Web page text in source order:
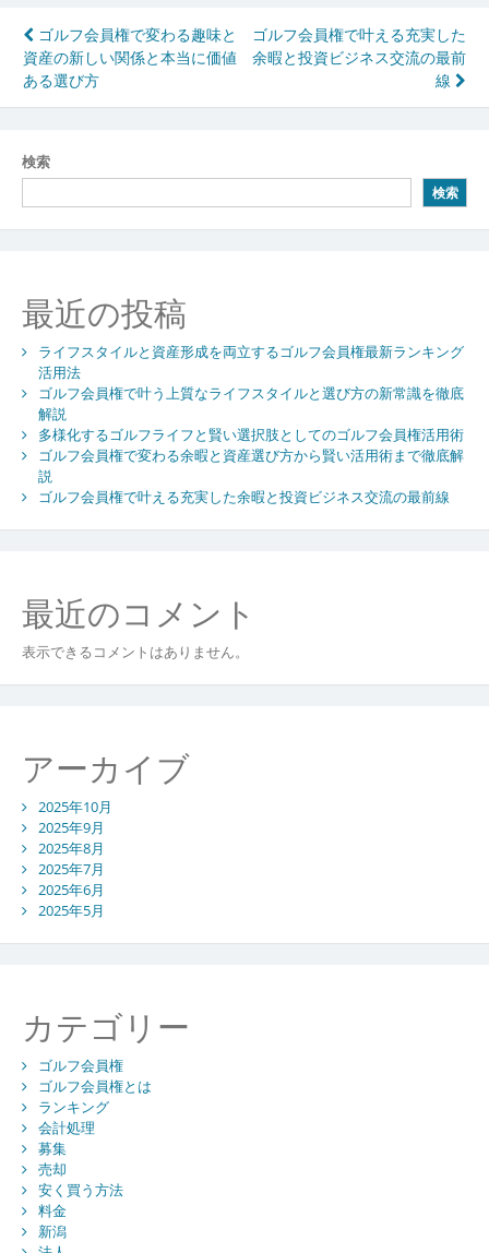
投
稿
ナ
ビ
ゲ
ー
ョ
ン
ゴルフ会員権で変わる趣味と
資産の新しい関係と本当に価値
ある選び方
ゴルフ会員権で叶える充実した
余暇と投資ビジネス交流の最前
線
検索
検索
最近の投稿
ライフスタイルと資産形成を両立するゴルフ会員権最新ランキング
活用法
ゴルフ会員権で叶う上質なライフスタイルと選び方の新常識を徹底
解説
多様化するゴルフライフと賢い選択肢としてのゴルフ会員権活用術
ゴルフ会員権で変わる余暇と資産選び方から賢い活用術まで徹底解
説
ゴルフ会員権で叶える充実した余暇と投資ビジネス交流の最前線
最近のコメント
表示できるコメントはありません。
アーカイブ
2025年10月
2025年9月
2025年8月
2025年7月
2025年6月
2025年5月
カテゴリー
ゴルフ会員権
ゴルフ会員権とは
ランキング
会計処理
募集
売却
安く買う方法
料金
新潟